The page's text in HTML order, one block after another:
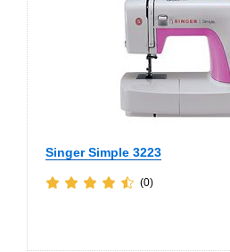
Singer Simple 3223
(0)